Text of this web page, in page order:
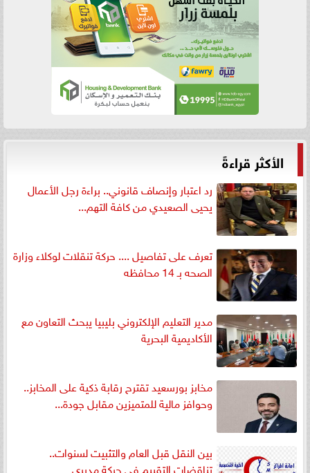
الأكثر قراءةً
رد اعتبار وإنصاف قانوني.. براءة رجل الأعمال
يحيى الصعيدي من كافة التهم...
تعرف على تفاصيل .... حركة تنقلات لوكلاء وزارة
الصحه بـ 14 محافظه
مدير التعليم الإلكتروني بليبيا يبحث التعاون مع
الأكاديمية البحرية
مخابز بورسعيد تقترح رقابة ذكية على المخابز..
وحوافز مالية للمتميزين مقابل جودة...
بين النقل قبل العام والتثبيت لسنوات..
تناقضات التقييم في حركة مديري